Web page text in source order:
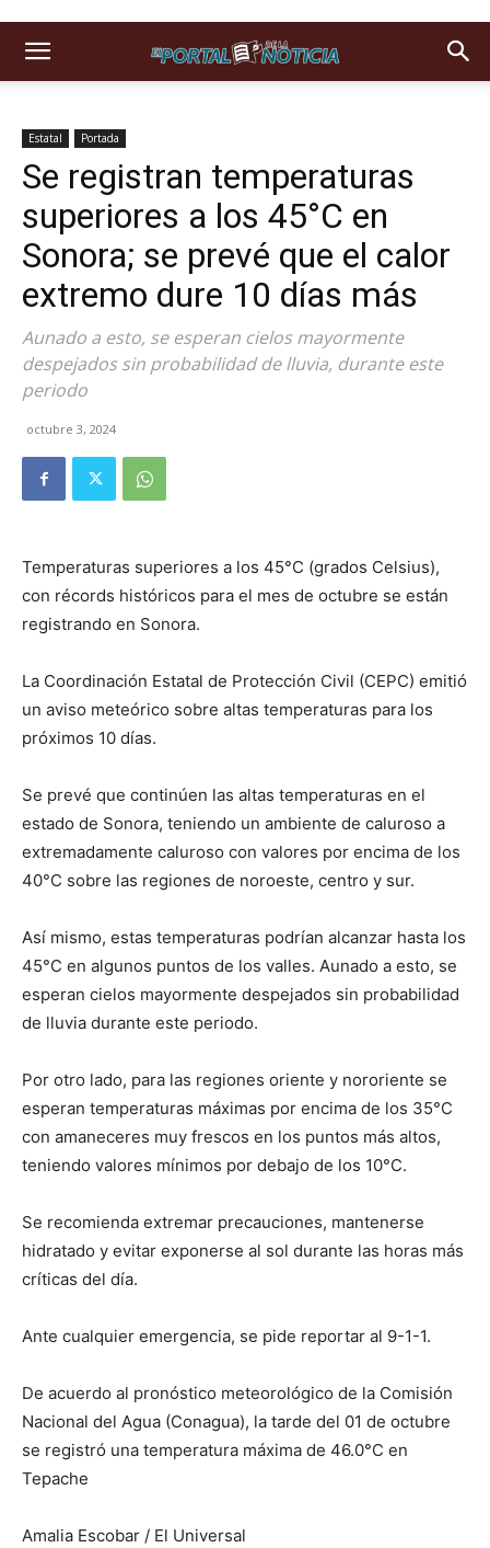
Estatal Portada
Se registran temperaturas
superiores a los 45°C en
Sonora; se prevé que el calor
extremo dure 10 días más
Aunado a esto, se esperan cielos mayormente
despejados sin probabilidad de lluvia, durante este
periodo
octubre 3, 2024
Temperaturas superiores a los 45°C (grados Celsius),
con récords históricos para el mes de octubre se están
registrando en Sonora.
La Coordinación Estatal de Protección Civil (CEPC) emitió
un aviso meteórico sobre altas temperaturas para los
próximos 10 días.
Se prevé que continúen las altas temperaturas en el
estado de Sonora, teniendo un ambiente de caluroso a
extremadamente caluroso con valores por encima de los
40°C sobre las regiones de noroeste, centro y sur.
Así mismo, estas temperaturas podrían alcanzar hasta los
45°C en algunos puntos de los valles. Aunado a esto, se
esperan cielos mayormente despejados sin probabilidad
de lluvia durante este periodo.
Por otro lado, para las regiones oriente y nororiente se
esperan temperaturas máximas por encima de los 35°C
con amaneceres muy frescos en los puntos más altos,
teniendo valores mínimos por debajo de los 10°C.
Se recomienda extremar precauciones, mantenerse
hidratado y evitar exponerse al sol durante las horas más
críticas del día.
Ante cualquier emergencia, se pide reportar al 9-1-1.
De acuerdo al pronóstico meteorológico de la Comisión
Nacional del Agua (Conagua), la tarde del 01 de octubre
se registró una temperatura máxima de 46.0°C en
Tepache
Amalia Escobar / El Universal